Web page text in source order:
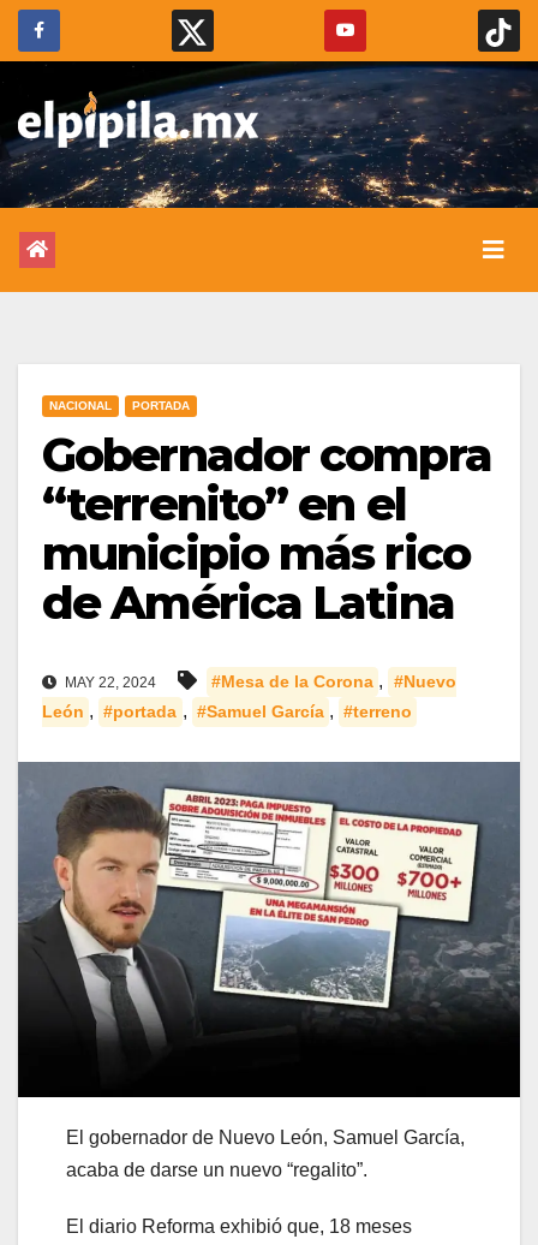
NACIONAL PORTADA
Gobernador compra
“terrenito” en el
municipio más rico
de América Latina
MAY 22, 2024 #Mesa de la Corona ,
#Nuevo
León , #portada , #Samuel García , #terreno
El gobernador de Nuevo León, Samuel García,
acaba de darse un nuevo “regalito”.
El diario Reforma exhibió que, 18 meses